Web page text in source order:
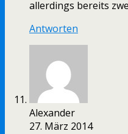
allerdings bereits
Antworten
Alexander
27. März 2014